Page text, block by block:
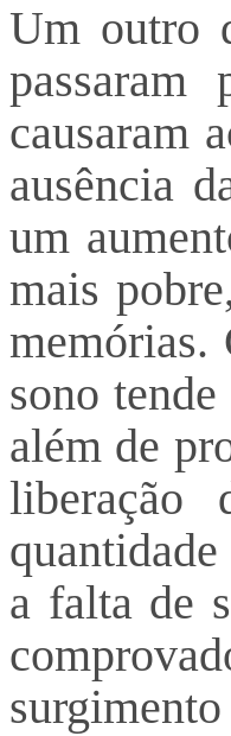
Um outro
passaram
causaram
ausência
um
mais
memórias.
sono
além de
liberação
a falta de